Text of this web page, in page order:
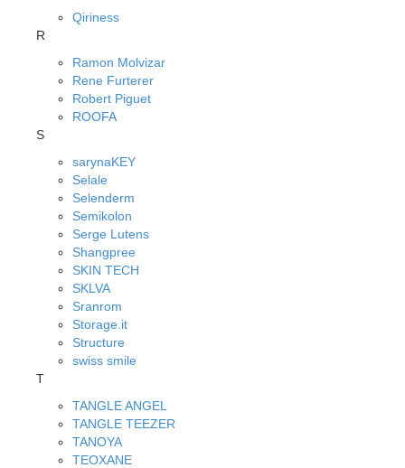
Qiriness
R
Ramon Molvizar
Rene Furterer
Robert Piguet
ROOFA
S
sarynaKEY
Selale
Selenderm
Semikolon
Serge Lutens
Shangpree
SKIN TECH
SKLVA
Sranrom
Storage.it
Structure
swiss smile
T
TANGLE ANGEL
TANGLE TEEZER
TANOYA
TEOXANE